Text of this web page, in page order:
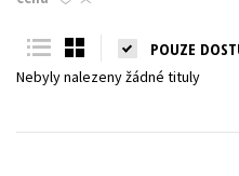
Young adult (SK)
POUZE
Nebyly nalezeny žádné tituly